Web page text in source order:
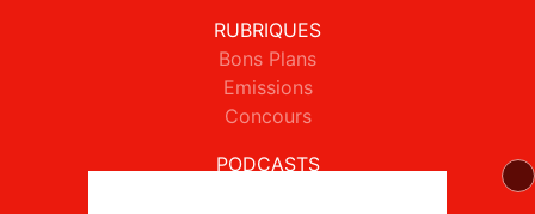
RUBRIQUES
Bons Plans
Emissions
Concours
PODCASTS